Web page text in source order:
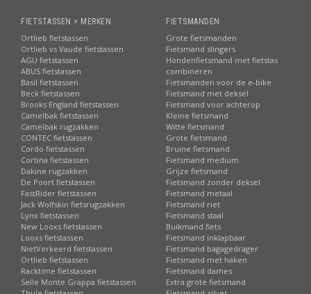
FIETSTASSEN > MERKEN
Ortlieb fietstassen
Ortlieb vs Vaude fietstassen
AGU fietstassen
ABUS fietstassen
Basil fietstassen
Beck fietstassen
Brooks England fietstassen
Camelbak fietstassen
Camelbak rugzakken
CONTEC fietstassen
Cordo fietstassen
Cortina fietstassen
Dakine rugzakken
De Poort fietstassen
FastRider fietstassen
Jack Wolfskin fietsrugzakken
Lynx fietstassen
New Looxs fietstassen
Looxs fietstassen
NietVerkeerd fietstassen
Ortlieb fietstassen
Racktime fietstassen
Selle Monte Grappa fietstassen
FIETSMANDEN
Grote fietsmanden
Fietsmand slingers
Hondenfietsmand met fietstas
combineren
Fietsmanden voor de e-bike
Fietsmand met deksel
Fietsmand voor achterop
Kleine fietsmand
Witte fietsmand
Grote fietsmand
Bruine fietsmand
Fietsmand medium
Grijze fietsmand
Fietsmand zonder deksel
Fietsmand metaal
Fietsmand riet
Fietsmand staal
Buikmand fiets
Fietsmand inklapbaar
Fietsmand bagagedrager
Fietsmand met haken
Fietsmand dames
Extra grote fietsmand